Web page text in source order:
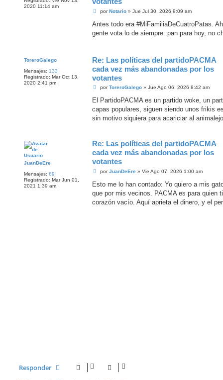
2020 11:14 am
M
n
a
porNotario» Jue Jul 30, 2026 9:09 am
Antes todo era #MiFamiliaDeCuatroPatas.
gente vota lo de siempre: pan para hoy, no
ToreroGalego
Mensajes: 133
Registrado: Mar Oct 13,
2020 2:41 pm
Re: Las políticas del partidoPACMA
cada vez más abandonadas por los
votantes
M
n
a
j
porToreroGalego» Jue Ago 06, 2026 8:42 am
El PartidoPACMA es un partido woke, un
capas populares, siguen siendo unos frikis
sin motivo siquiera para acariciar al
JuanDeEre
Mensajes: 89
Registrado: Mar Jun 01,
2021 1:39 am
Re: Las políticas del partidoPACMA
cada vez más abandonadas por los
votantes
M
n
a
j
porJuanDeEre» Vie Ago 07, 2026 1:00 am
Esto me lo han contado: Yo quiero a mis
que por mis vecinos. PACMA es para quien
corazón vacío. Aquí aprieta el dinero, y el
Responder